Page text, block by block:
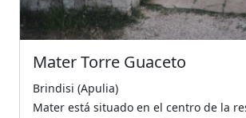
Mater Torre Guaceto
Brindisi (Apulia)
Mater está situado en el centro de la